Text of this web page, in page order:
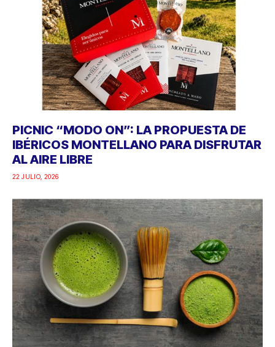
PICNIC “MODO ON”: LA PROPUESTA DE
IBÉRICOS MONTELLANO PARA DISFRUTAR
AL AIRE LIBRE
22 JULIO, 2026